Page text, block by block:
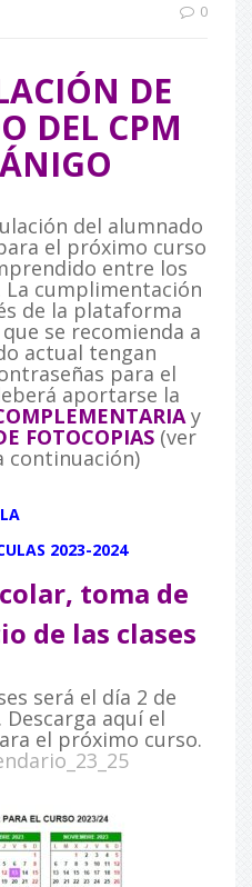
0
DE
DEL CPM
del alumnado
el próximo curso
entre los
La cumplimentación
de la plataforma
se recomienda a
actual tengan
para el
aportarse la
y
FOTOCOPIAS (ver
continuación)
2023-2024
toma de
de las clases
será el día 2 de
aquí el
el próximo curso.